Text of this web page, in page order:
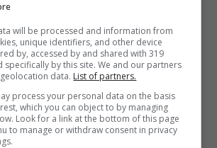
will be processed and information from
unique identifiers, and other device
by, accessed by and shared with 319
specifically by this site. We and our partners
data. List of partners.
process your personal data on the basis
which you can object to by managing
Look for a link at the bottom of this page
to manage or withdraw consent in privacy